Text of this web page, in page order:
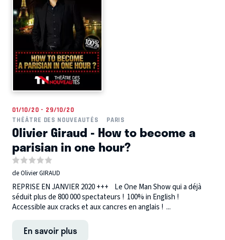
01/10/20 - 29/10/20
THÉÂTRE DES NOUVEAUTÉS
PARIS
Olivier Giraud - How to become a
parisian in one hour?
de Olivier GIRAUD
REPRISE EN JANVIER 2020 +++ Le One Man Show qui a déjà
séduit plus de 800 000 spectateurs ! 100% in English !
Accessible aux cracks et aux cancres en anglais ! ...
En savoir plus